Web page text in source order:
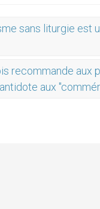
sans liturgie est
recommande aux
aux